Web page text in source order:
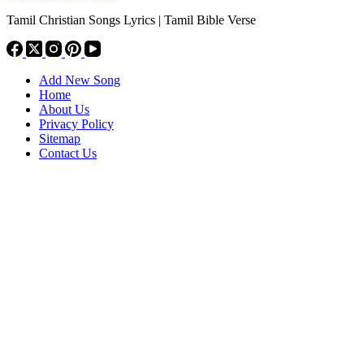
Tamil Christian Songs Lyrics | Tamil Bible Verse
Add New Song
Home
About Us
Privacy Policy
Sitemap
Contact Us